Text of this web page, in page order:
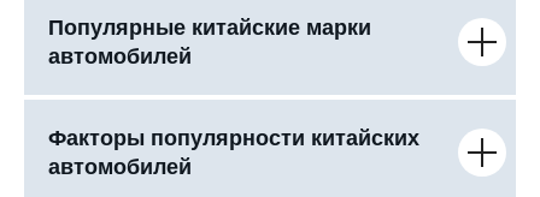
Популярные китайские марки
автомобилей
Факторы популярности китайских
автомобилей